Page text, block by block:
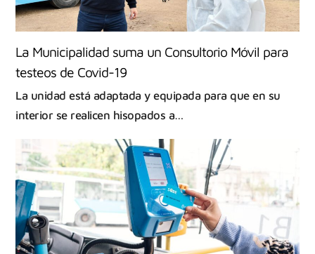
La Municipalidad suma un Consultorio Móvil para
testeos de Covid-19
La unidad está adaptada y equipada para que en su
interior se realicen hisopados a…